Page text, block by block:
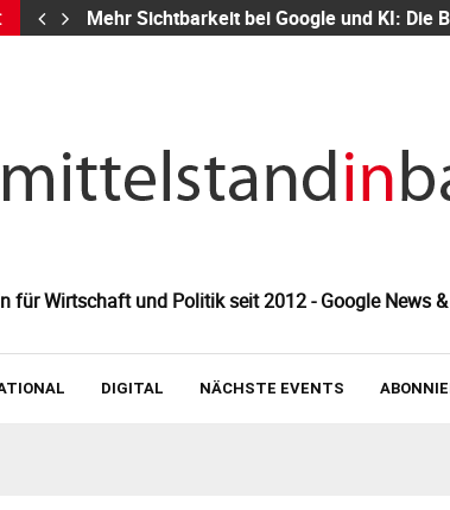
Mehr Sichtbarkeit bei Google und KI: Die
für Wirtschaft und Politik seit 2012 - Google News
DIGITAL NÄCHSTE EVENTS